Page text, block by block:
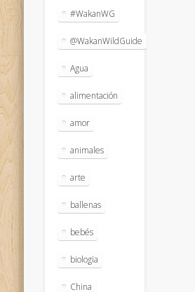
#WakanWG
@WakanWildGuide
Agua
alimentación
amor
animales
arte
ballenas
bebés
biologia
China